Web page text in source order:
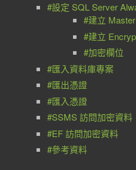
#設定 SQL Server
#建立
#建立
#加密欄位
#匯入資料庫專案
#匯出憑證
#匯入憑證
#SSMS 訪問加密資料
#EF 訪問加密資料
#參考資料